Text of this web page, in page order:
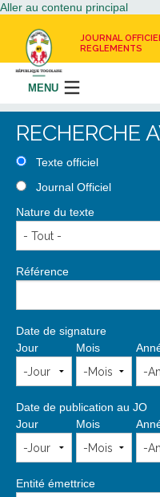
Aller au contenu principal
JOURNAL
REGLEMENTS
MENU
LE JOURNAL OFFICIEL
RECEVOIR LE JOURNAL
NOUS CONTACTER
RECHERCHE
Texte officiel
Journal Officiel
Nature du texte
Référence
Date de signature
Jour
Mois
Date de publication au JO
Jour
Mois
Entité émettrice